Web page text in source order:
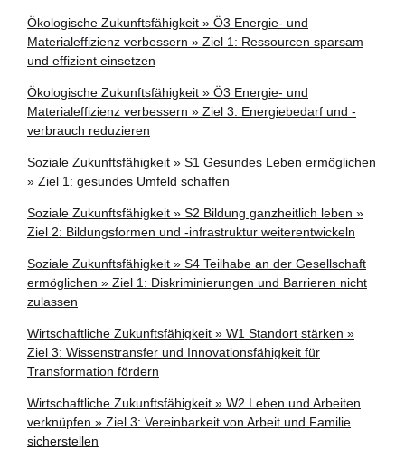
Ökologische Zukunftsfähigkeit » Ö3 Energie- und
Materialeffizienz verbessern » Ziel 1: Ressourcen sparsam
und effizient einsetzen
Ökologische Zukunftsfähigkeit » Ö3 Energie- und
Materialeffizienz verbessern » Ziel 3: Energiebedarf und -
verbrauch reduzieren
Soziale Zukunftsfähigkeit » S1 Gesundes Leben ermöglichen
» Ziel 1: gesundes Umfeld schaffen
Soziale Zukunftsfähigkeit » S2 Bildung ganzheitlich leben »
Ziel 2: Bildungsformen und -infrastruktur weiterentwickeln
Soziale Zukunftsfähigkeit » S4 Teilhabe an der Gesellschaft
ermöglichen » Ziel 1: Diskriminierungen und Barrieren nicht
zulassen
Wirtschaftliche Zukunftsfähigkeit » W1 Standort stärken »
Ziel 3: Wissenstransfer und Innovationsfähigkeit für
Transformation fördern
Wirtschaftliche Zukunftsfähigkeit » W2 Leben und Arbeiten
verknüpfen » Ziel 3: Vereinbarkeit von Arbeit und Familie
sicherstellen